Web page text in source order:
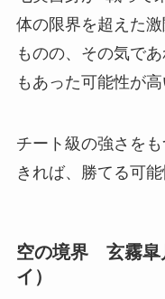
体の限界を超えた
ものの、その気で
もあった可能性が高
チート級の強さを
きれば、勝てる可能
空の境界 玄霧皐
イ）